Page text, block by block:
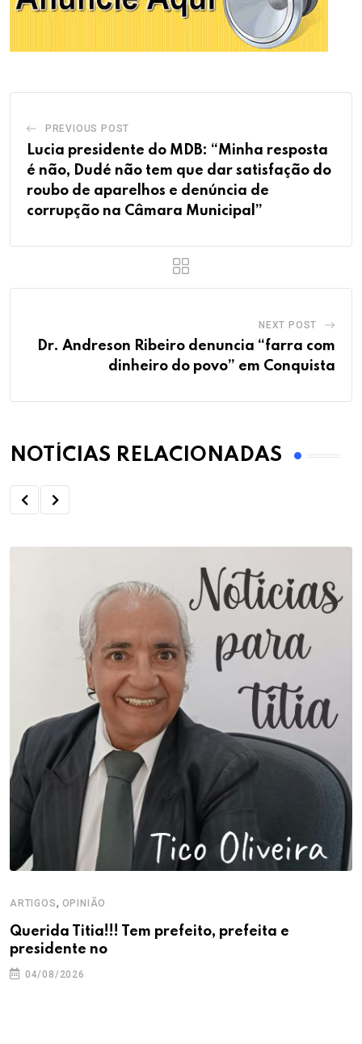
PREVIOUS POST
Lucia presidente do MDB: “Minha resposta
é não, Dudé não tem que dar satisfação do
roubo de aparelhos e denúncia de
corrupção na Câmara Municipal”
NEXT POST
Dr. Andreson Ribeiro denuncia “farra com
dinheiro do povo” em Conquista
NOTÍCIAS RELACIONADAS
ARTIGOS, OPINIÃO
Querida Titia!!! Tem prefeito, prefeita e
presidente no
04/08/2026